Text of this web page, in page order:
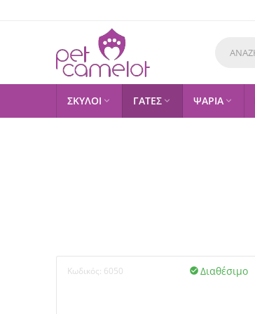
ΣΚΥΛΟΙ  ΓΑΤΕΣ  ΨΑΡΙΑ 
Κωδικός: 6050 Διαθέσιμο
